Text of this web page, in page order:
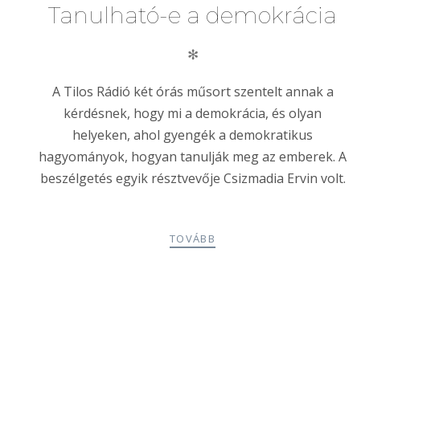
Tanulható-e a demokrácia
✻
A Tilos Rádió két órás műsort szentelt annak a
kérdésnek, hogy mi a demokrácia, és olyan
helyeken, ahol gyengék a demokratikus
hagyományok, hogyan tanulják meg az emberek. A
beszélgetés egyik résztvevője Csizmadia Ervin volt.
TOVÁBB